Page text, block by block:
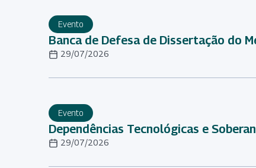
Evento
Banca de Defesa de Dissertação do
29/07/2026
Evento
Dependências Tecnológicas e
29/07/2026